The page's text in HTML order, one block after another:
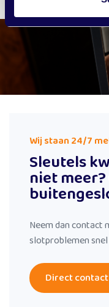
Wij staan 24/7
Sleutels
niet
Neem dan contact
slotproblemen
Direct contact